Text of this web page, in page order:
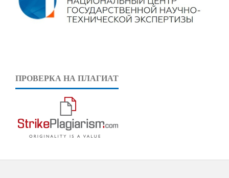
ПРОВЕРКА НА ПЛАГИАТ